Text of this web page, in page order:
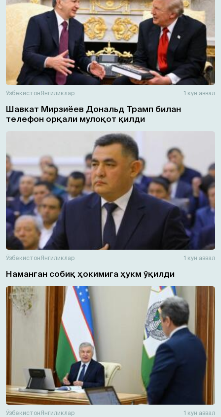
ЎзбекистонЯнгиликлар 1 кун аввал
Шавкат Мирзиёев Дональд Трамп билан
телефон орқали мулоқот қилди
ЎзбекистонЯнгиликлар 1 кун аввал
Наманган собиқ ҳокимига ҳукм ўқилди
ЎзбекистонЯнгиликлар 1 кун аввал